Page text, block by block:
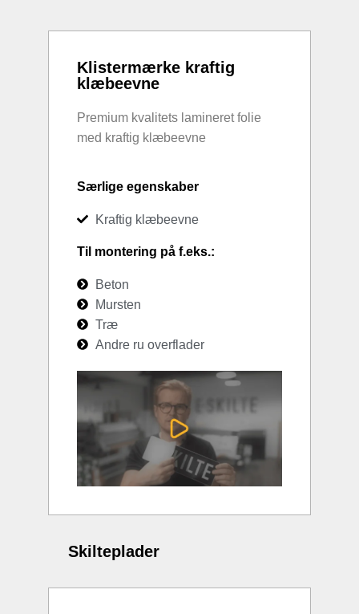
Klistermærke kraftig
klæbeevne
Premium kvalitets lamineret folie
med kraftig klæbeevne
Særlige egenskaber
Kraftig klæbeevne
Til montering på f.eks.:
Beton
Mursten
Træ
Andre ru overflader
Skilteplader